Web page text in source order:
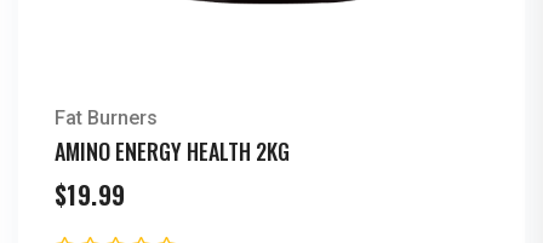
Fat Burners
AMINO ENERGY HEALTH 2KG
$19.99